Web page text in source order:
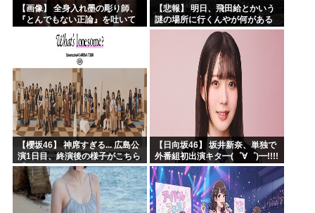
【画像】 全身入れ墨の彫り師、
『とんでもない正論』を吐いて
【悲報】 明日、飛田給とかいう
謎の場所に行くんやが何がある
んや????・・・・・・・・・
【櫻坂46】 神席すぎる... 広島公
演1日目、終演後の様子がこちら
【全国ツアー2026 What’s
lonesome?】
【日向坂46】 坂井新奈、単独で
外番組初出演キタ━(゜∀゜)━!!!!